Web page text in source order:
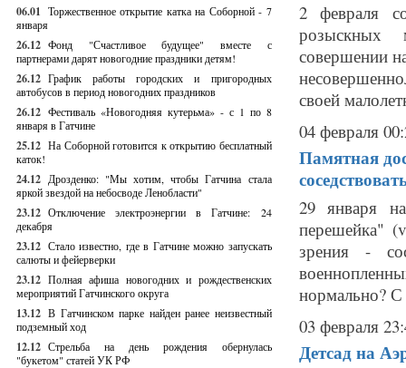
06.01 Торжественное открытие катка на Соборной - 7
января
26.12 Фонд "Счастливое будущее" вместе с
партнерами дарят новогодние праздники детям!
26.12 График работы городских и пригородных
автобусов в период новогодних праздников
26.12 Фестиваль «Новогодняя кутерьма» - с 1 по 8
января в Гатчине
25.12 На Соборной готовится к открытию бесплатный
каток!
24.12 Дрозденко: "Мы хотим, чтобы Гатчина стала
яркой звездой на небосводе Ленобласти"
23.12 Отключение электроэнергии в Гатчине: 24
декабря
23.12 Стало известно, где в Гатчине можно запускать
салюты и фейерверки
23.12 Полная афиша новогодних и рождественских
мероприятий Гатчинского округа
13.12 В Гатчинском парке найден ранее неизвестный
подземный ход
12.12 Стрельба на день рождения обернулась
"букетом" статей УК РФ
2 февраля
розыскных
совершении
своей
04 февраля
Памятная
29 января
перешейка"
зрения -
нормально?
03 февраля
Детсад на